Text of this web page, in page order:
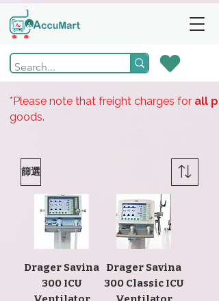
*Please note that freight charges for all
goods.
篩選
Drager Savina
300 ICU
Drager Savina
300 Classic ICU